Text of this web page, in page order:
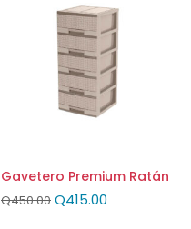
Gavetero Premium Ratán
Q450.00 Q415.00